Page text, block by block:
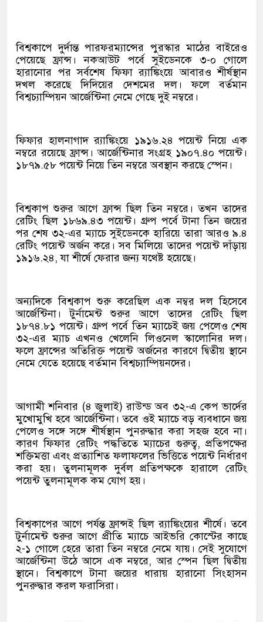
বিশ্বকাপে দুর্দান্ত পারফরম্যান্সের পুরস্কার মাঠের বাইরেও
পেয়েছে ফ্রান্স। নকআউট পর্বে সুইডেনকে ৩-০ গোলে
হারানোর পর সর্বশেষ ফিফা র‍্যাঙ্কিংয়ে আবারও শীর্ষস্থান
দখল করেছে দিদিয়ের দেশমের দল। ফলে বর্তমান
বিশ্বচ্যাম্পিয়ন আর্জেন্টিনা নেমে গেছে দুই নম্বরে।
ফিফার হালনাগাদ র‍্যাঙ্কিংয়ে ১৯১৬.২৪ পয়েন্ট নিয়ে এক
নম্বরে রয়েছে ফ্রান্স। আর্জেন্টিনার সংগ্রহ ১৯০৭.৪০ পয়েন্ট।
১৮৭৯.৫৮ পয়েন্ট নিয়ে তিন নম্বরে অবস্থান করছে স্পেন।
বিশ্বকাপ শুরুর আগে ফ্রান্স ছিল তিন নম্বরে। তখন তাদের
রেটিং ছিল ১৮৬৯.৪৩ পয়েন্ট। গ্রুপ পর্বে টানা তিন জয়ের
পর শেষ ৩২-এর ম্যাচে সুইডেনকে হারিয়ে তারা আরও ৯.৪
রেটিং পয়েন্ট অর্জন করে। সব মিলিয়ে তাদের পয়েন্ট দাঁড়ায়
১৯১৬.২৪, যা শীর্ষে ফেরার জন্য যথেষ্ট হয়েছে।
অন্যদিকে বিশ্বকাপ শুরু করেছিল এক নম্বর দল হিসেবে
আর্জেন্টিনা। টুর্নামেন্ট শুরুর আগে তাদের রেটিং ছিল
১৮৭৪.৮১ পয়েন্ট। গ্রুপ পর্বে তিন ম্যাচেই জয় পেলেও শেষ
৩২-এর ম্যাচ এখনও খেলেনি লিওনেল স্কালোনির দল।
ফলে ফ্রান্সের অতিরিক্ত পয়েন্ট অর্জনের কারণে দ্বিতীয় স্থানে
নেমে যেতে হয়েছে বর্তমান বিশ্বচ্যাম্পিয়নদের।
আগামী শনিবার (৪ জুলাই) রাউন্ড অব ৩২-এ কেপ ভার্দের
মুখোমুখি হবে আর্জেন্টিনা। তবে ওই ম্যাচে বড় ব্যবধানে জয়
পেলেও সঙ্গে সঙ্গে শীর্ষস্থান পুনরুদ্ধার করা সহজ হবে না।
কারণ ফিফার রেটিং পদ্ধতিতে ম্যাচের গুরুত্ব, প্রতিপক্ষের
শক্তিমত্তা এবং প্রত্যাশিত ফলাফলের ভিত্তিতে পয়েন্ট নির্ধারণ
করা হয়। তুলনামূলক দুর্বল প্রতিপক্ষকে হারালে রেটিং
পয়েন্ট তুলনামূলক কম যোগ হয়।
বিশ্বকাপের আগে পর্যন্ত ফ্রান্সই ছিল র‍্যাঙ্কিংয়ের শীর্ষে। তবে
টুর্নামেন্ট শুরুর আগে প্রীতি ম্যাচে আইভরি কোস্টের কাছে
২-১ গোলে হেরে তারা তিন নম্বরে নেমে যায়। সেই সুযোগে
আর্জেন্টিনা উঠে আসে এক নম্বরে, আর স্পেন ছিল দ্বিতীয়
স্থানে। বিশ্বকাপে টানা জয়ের ধারায় হারানো সিংহাসন
পুনরুদ্ধার করল ফরাসিরা।